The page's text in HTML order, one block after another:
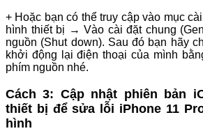
+ Hoặc bạn có thể truy cập vào mục
hình thiết bị → Vào cài đặt chung
nguồn (Shut down). Sau đó bạn hãy
khởi động lại điện thoại của mình
phím nguồn nhé.
Cách 3: Cập nhật phiên bản
thiết bị để sửa lỗi iPhone 11
hình